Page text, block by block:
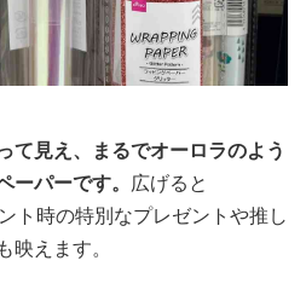
て見え、まるでオーロラのよう
ーパーです。 広げると
ト時の特別なプレゼントや推し
映えます。